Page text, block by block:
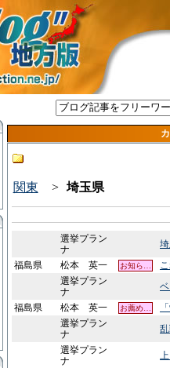
関東 > 埼玉県
選挙プラン
ナ
福島県
松本 英一 お知ら…
選挙プラン
ナ
福島県
松本 英一 お薦め…
選挙プラン
ナ
選挙プラン
ナ